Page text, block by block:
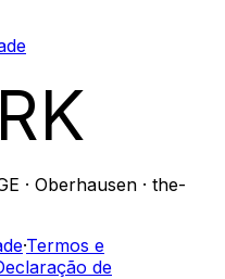
· Oberhausen · the-
·Termos e
de